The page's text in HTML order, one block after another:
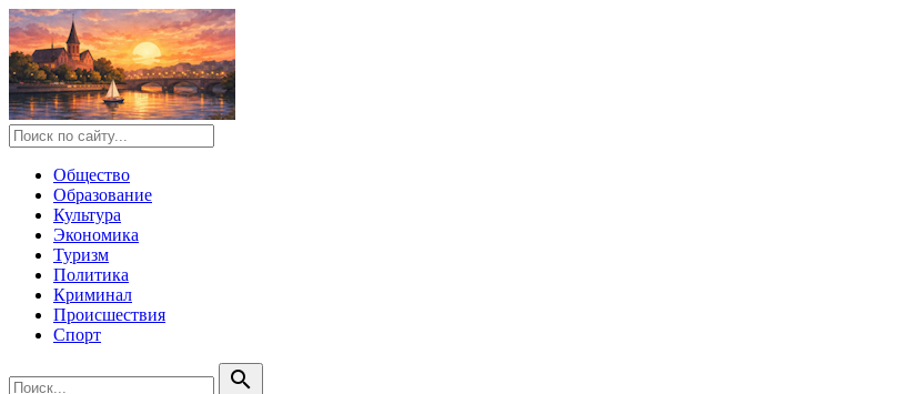
Общество
Образование
Культура
Экономика
Туризм
Политика
Криминал
Происшествия
Спорт
search